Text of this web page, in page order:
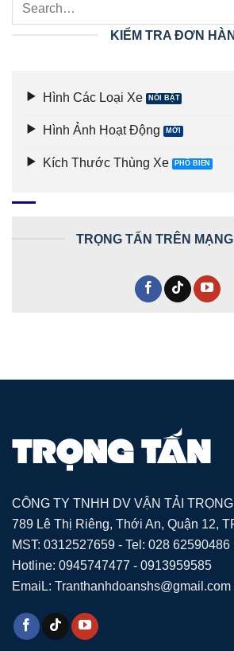
KIỂM TRA ĐƠN
Hình Các Loại Xe
Hình Ảnh Hoạt Động
Kích Thước Thùng Xe
TRỌNG TẤN TRÊN
CÔNG TY TNHH DV VẬN TẢI
789 Lê Thị Riêng, Thới An, Quận 12,
MST: 0312527659 - Tel: 028 62590486
Hotline: 0945747477 - 0913959585
EmaiL: Tranthanhdoanshs@gmail.com